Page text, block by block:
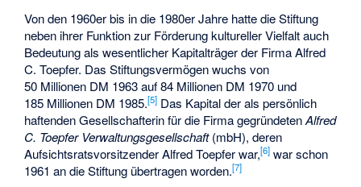
Von den 1960er bis in die 1980er Jahre hatte die Stiftung
neben ihrer Funktion zur Förderung kultureller Vielfalt auch
Bedeutung als wesentlicher Kapitalträger der FirmaAlfred
C. Toepfer. Das Stiftungsvermögen wuchs von
50 Millionen DM 1963 auf 84 Millionen DM 1970 und
185 Millionen DM 1985.[5] Das Kapital der als persönlich
haftenden Gesellschafterin für die Firma gegründetenAlfred
C. Toepfer Verwaltungsgesellschaft(mbH), deren
Aufsichtsratsvorsitzender Alfred Toepfer war,[6] war schon
1961 an die Stiftung übertragen worden.[7]